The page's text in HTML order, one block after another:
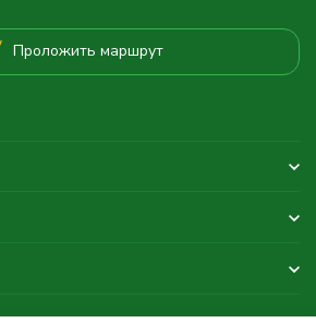
Проложить маршрут